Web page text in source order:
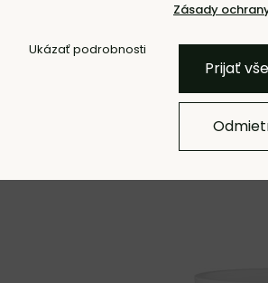
Úvod Doplnky Kvetináče
Kvetináč Rebelot 45
Zásady
Ukázať podrobnosti
Prijať